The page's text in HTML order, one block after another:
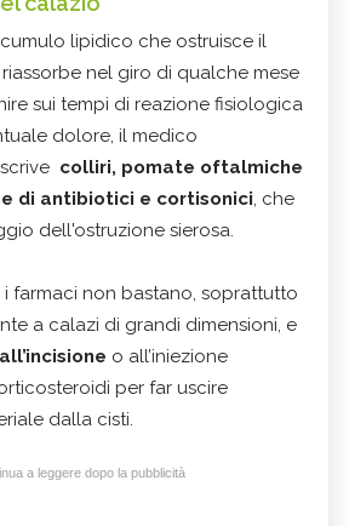
lipidico che ostruisce il
nel giro di qualche mese
sui tempi di reazione fisiologica
dolore, il medico
colliri, pomate oftalmiche
di antibiotici e cortisonici, che
dell'ostruzione sierosa.
farmaci non bastano, soprattutto
a calazi di grandi dimensioni, e
o all’iniezione
per far uscire
dalla cisti.
a leggere dopo la pubblicità